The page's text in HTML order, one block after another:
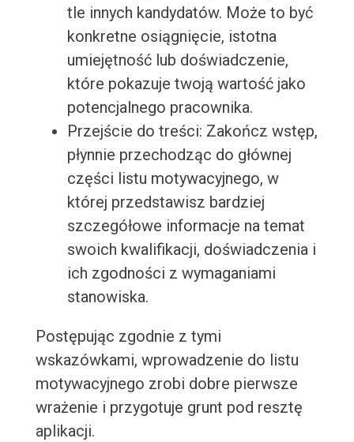
tle innych kandydatów. Może to być
konkretne osiągnięcie, istotna
umiejętność lub doświadczenie,
które pokazuje twoją wartość jako
potencjalnego pracownika.
Przejście do treści: Zakończ wstęp,
płynnie przechodząc do głównej
części listu motywacyjnego, w
której przedstawisz bardziej
szczegółowe informacje na temat
swoich kwalifikacji, doświadczenia i
ich zgodności z wymaganiami
stanowiska.
Postępując zgodnie z tymi
wskazówkami, wprowadzenie do listu
motywacyjnego zrobi dobre pierwsze
wrażenie i przygotuje grunt pod resztę
aplikacji.